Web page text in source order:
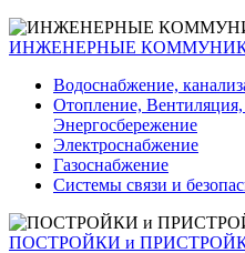
ИНЖЕНЕРНЫЕ
Водоснабжение,
Отопление,
Энергосбережение
Электроснабжение
Газоснабжение
Системы связи и
ПОСТРОЙКИ и